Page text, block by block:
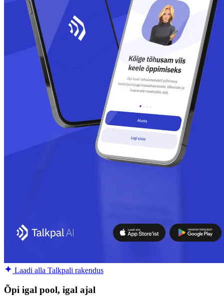
Laadi alla Talkpali rakendus
Õpi igal pool, igal ajal